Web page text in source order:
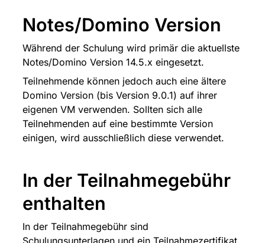
Notes/Domino Version
Während der Schulung wird primär die aktuellste
Notes/Domino Version 14.5.x eingesetzt.
Teilnehmende können jedoch auch eine ältere
Domino Version (bis Version 9.0.1) auf ihrer
eigenen VM verwenden. Sollten sich alle
Teilnehmenden auf eine bestimmte Version
einigen, wird ausschließlich diese verwendet.
In der Teilnahmegebühr
enthalten
In der Teilnahmegebühr sind